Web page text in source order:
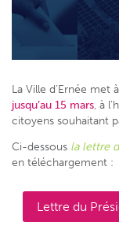
La Ville d’Ernée met
jusqu’au 15 mars, à
citoyens souhaitant
Ci-dessous la lettre
en téléchargement :
Lettre du